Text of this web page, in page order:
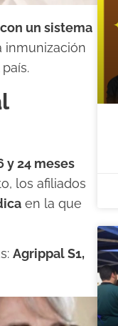
un sistema
inmunización
y 24 meses
los afiliados
en la que
Agrippal S1,